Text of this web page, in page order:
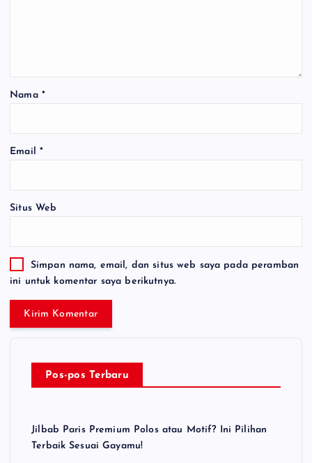
Nama *
Email *
Situs Web
Simpan nama, email, dan situs web saya pada peramban
ini untuk komentar saya berikutnya.
Pos-pos Terbaru
Jilbab Paris Premium Polos atau Motif? Ini Pilihan
Terbaik Sesuai Gayamu!